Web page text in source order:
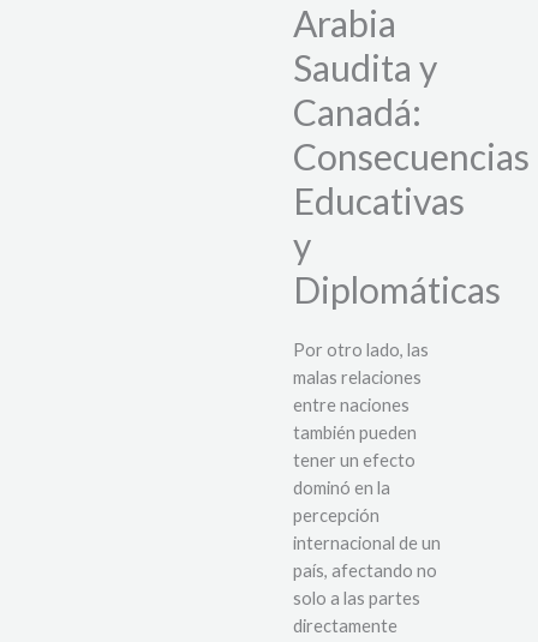
Arabia
Saudita y
Canadá:
Consecuencias
Educativas
y
Diplomáticas
Por otro lado, las
malas relaciones
entre naciones
también pueden
tener un efecto
dominó en la
percepción
internacional de un
país, afectando no
solo a las partes
directamente